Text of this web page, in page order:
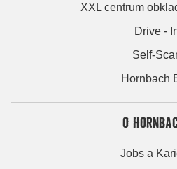
XXL centrum
Drive -
Self-
Hornbach
O
Jobs a